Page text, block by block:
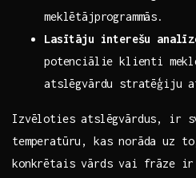
meklētājprogrammās.
Lasītāju interešu
potenciālie klienti
atslēgvārdu stratēģiju
Izvēloties ‌atslēgvārdus, ir
temperatūru,​ kas norāda uz
konkrētais vārds vai frāze⁣